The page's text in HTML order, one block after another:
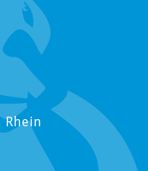
Rhein